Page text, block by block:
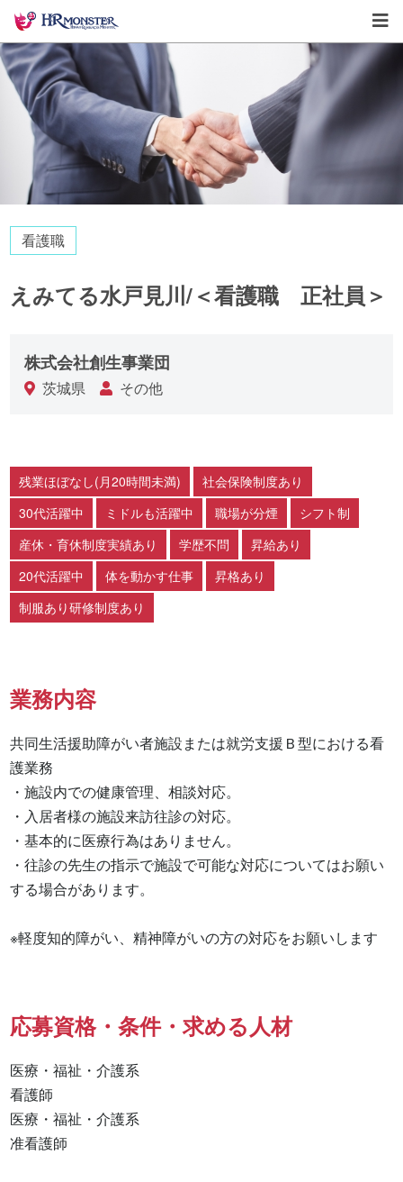
看護職
えみてる水戸見川/＜看護職 正社員＞
株式会社創生事業団
茨城県 その他
残業ほぼなし(月20時間未満)
社会保険制度あり
30代活躍中
ミドルも活躍中 職場が分煙
シフト制
産休・育休制度実績あり
学歴不問
昇給あり
20代活躍中
体を動かす仕事
昇格あり
制服あり研修制度あり
業務内容
共同生活援助障がい者施設または就労支援Ｂ型における看
護業務
・施設内での健康管理、相談対応。
・入居者様の施設来訪往診の対応。
・基本的に医療行為はありません。
・往診の先生の指示で施設で可能な対応についてはお願い
する場合があります。
※軽度知的障がい、精神障がいの方の対応をお願いします
応募資格・条件・求める人材
医療・福祉・介護系
看護師
医療・福祉・介護系
准看護師